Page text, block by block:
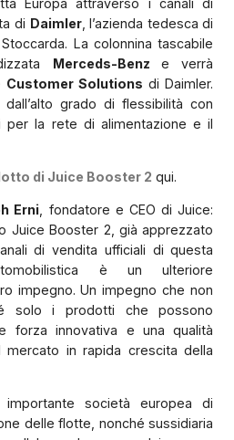
di Daimler, l’azienda tedesca di
La colonnina tascabile
Merceds-Benz e verrà
Customer Solutions di Daimler.
grado di flessibilità con
per la rete di alimentazione e il
di Juice Booster 2 qui.
Erni , fondatore e CEO di Juice:
Juice Booster 2, già apprezzato
di vendita ufficiali di questa
è un ulteriore
impegno. Un impegno che non
solo i prodotti che possono
forza innovativa e una qualità
mercato in rapida crescita della
società europea di
delle flotte, nonché sussidiaria